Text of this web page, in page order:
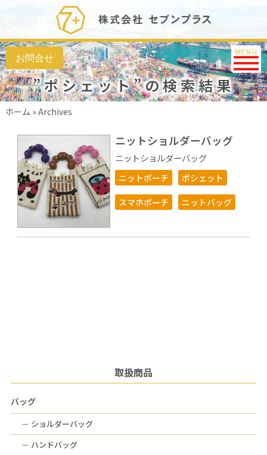
Toggle
MENU
”ポシェット”の検索結果
ホーム »Archives
ニットショルダーバッグ
ニットショルダーバッグ
ニットポーチ ポシェット
スマホポーチ ニットバッグ
取扱商品
バッグ
ー ショルダーバッグ
ー ハンドバッグ